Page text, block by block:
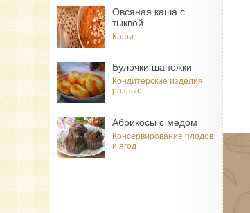
Овсяная каша с
тыквой
Каши
Булочки шанежки
Кондитерские изделия
разные
Абрикосы с медом
Консервирование плодов
и ягод